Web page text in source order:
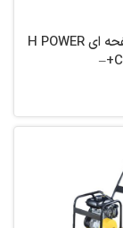
کمپکتور صفحه ای H POWER